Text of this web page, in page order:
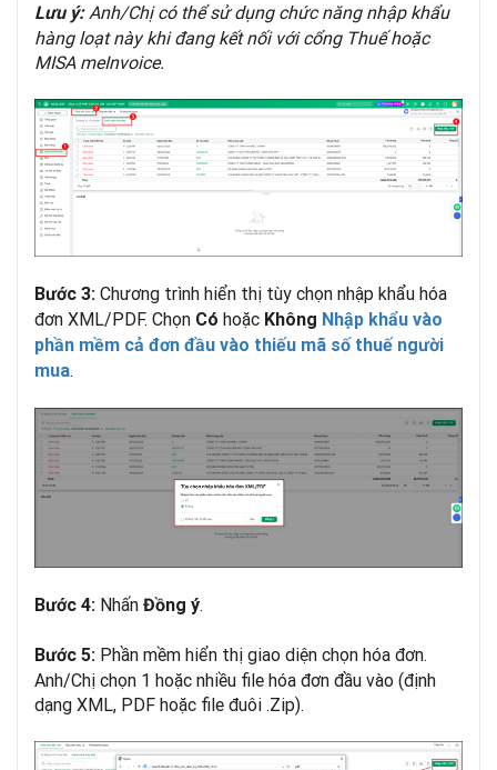
Lưu ý:Anh/Chị có thể sử dụng chức năng nhập khẩu
hàng loạt này khi đang kết nối với cổng Thuế hoặc
MISA meInvoice.
Bước 3: Chương trình hiển thị tùy chọn nhập khẩu hóa
đơn XML/PDF. Chọn Có hoặc Không Nhập khẩu vào
phần mềm cả đơn đầu vào thiếu mã số thuế người
mua.
Bước 4: Nhấn Đồng ý.
Bước 5: Phần mềm hiển thị giao diện chọn hóa đơn.
Anh/Chị chọn 1 hoặc nhiều file hóa đơn đầu vào (định
dạng XML, PDF hoặc file đuôi .Zip).